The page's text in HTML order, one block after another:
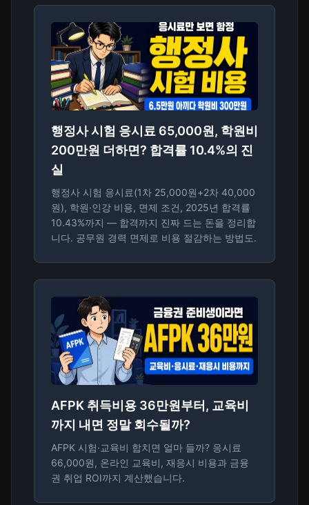
행정사 시험 응시료 65,000원, 학원비
200만원 더하면? 합격률 10.4%의 진
실
행정사 시험 응시료(1차 25,000원+2차 40,000
원), 학원·인강 비용, 면제 조건, 2025년 합격률
10.43%까지 — 합격까지 진짜 드는 돈을 정리합
니다. 공무원 경력 면제로 비용 절감하는 방법도.
AFPK 취득비용 36만원부터, 교육비
까지 내면 정말 회수될까?
AFPK 시험·교육비 합치면 얼마 들까? 응시료
66,000원, 온라인 교육비, 재응시 비용과 금융
권 취업 ROI까지 계산했습니다.